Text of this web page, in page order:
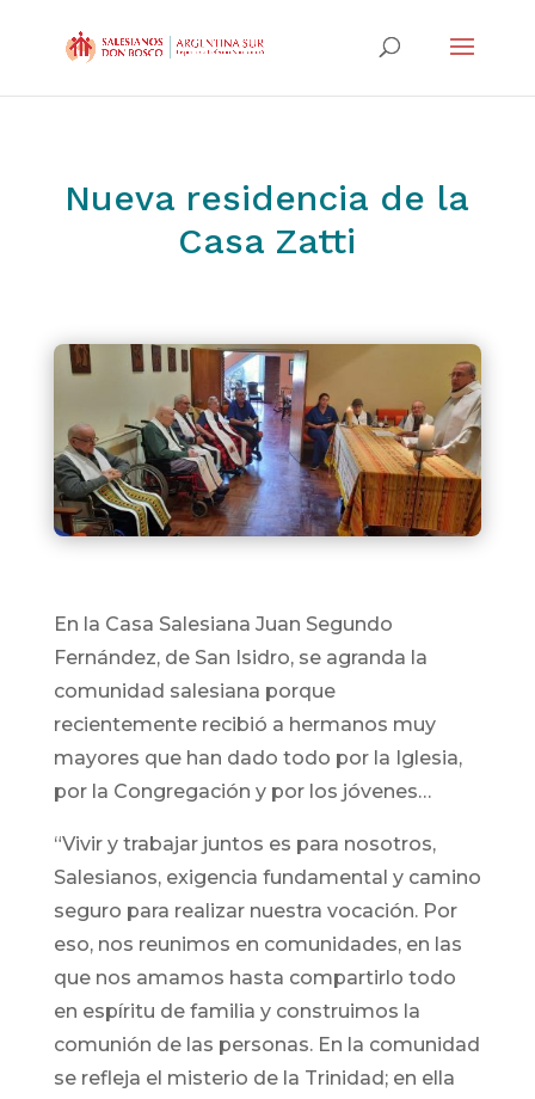
Nueva residencia de la
Casa Zatti
En la Casa Salesiana Juan Segundo
Fernández, de San Isidro, se agranda la
comunidad salesiana porque
recientemente recibió a hermanos muy
mayores que han dado todo por la Iglesia,
por la Congregación y por los jóvenes…
“Vivir y trabajar juntos es para nosotros,
Salesianos, exigencia fundamental y camino
seguro para realizar nuestra vocación. Por
eso, nos reunimos en comunidades, en las
que nos amamos hasta compartirlo todo
en espíritu de familia y construimos la
comunión de las personas. En la comunidad
se refleja el misterio de la Trinidad; en ella